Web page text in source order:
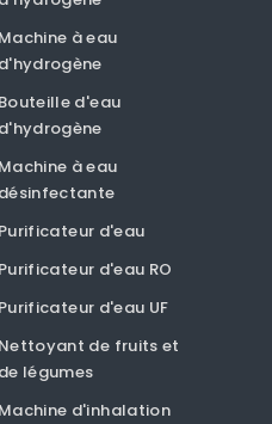
Machine à eau
d'hydrogène
Bouteille d'eau
d'hydrogène
Machine à eau
désinfectante
Purificateur d'eau
Purificateur d'eau RO
Purificateur d'eau UF
Nettoyant de fruits et
de légumes
Machine d'inhalation